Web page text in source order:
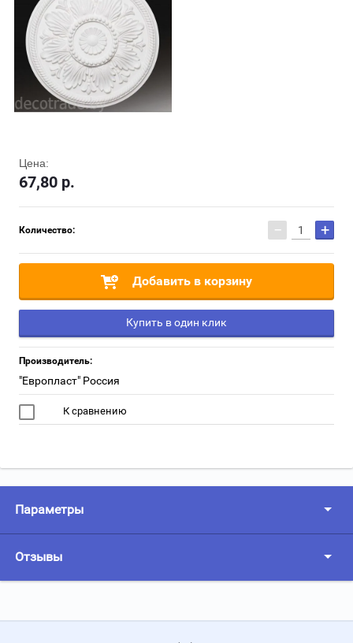
Цена:
67,80 р.
Количество: − +
Добавить в корзину
Купить в один клик
Производитель:
"Европласт" Россия
К сравнению
Параметры
Отзывы